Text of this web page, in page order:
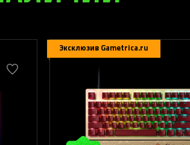
Эксклюзив Gametrica.ru